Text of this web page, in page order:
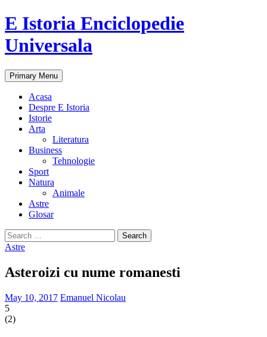
E Istoria Enciclopedie
Universala
Search
Primary Menu Skip
to
Acasa
Despre E Istoria
Istorie
Arta
Literatura
Business
Tehnologie
Sport
Natura
Animale
Astre
Glosar
Search
for:
Astre
Asteroizi cu nume romanesti
May 10, 2017 Emanuel Nicolau
5
(2)